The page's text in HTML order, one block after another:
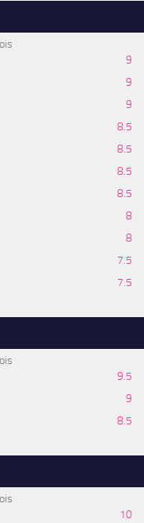
9
9
9
8.5
8.5
8.5
8.5
8
8
7.5
7.5
9.5
9
8.5
10